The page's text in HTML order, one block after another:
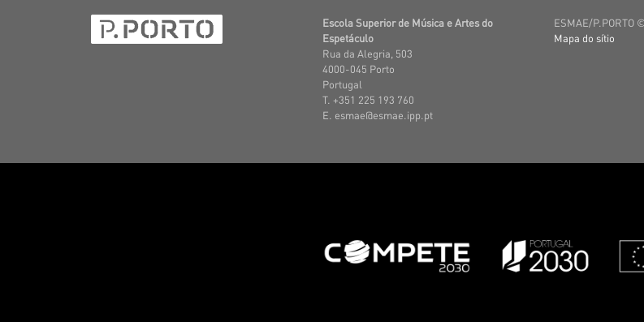
Escola Superior de Música e Artes do
Espetáculo
Rua da Alegria, 503
4000-045 Porto
Portugal
T. +351 225 193 760
E. esmae@esmae.ipp.pt
ESMAE/P.PORTO
Mapa do sítio